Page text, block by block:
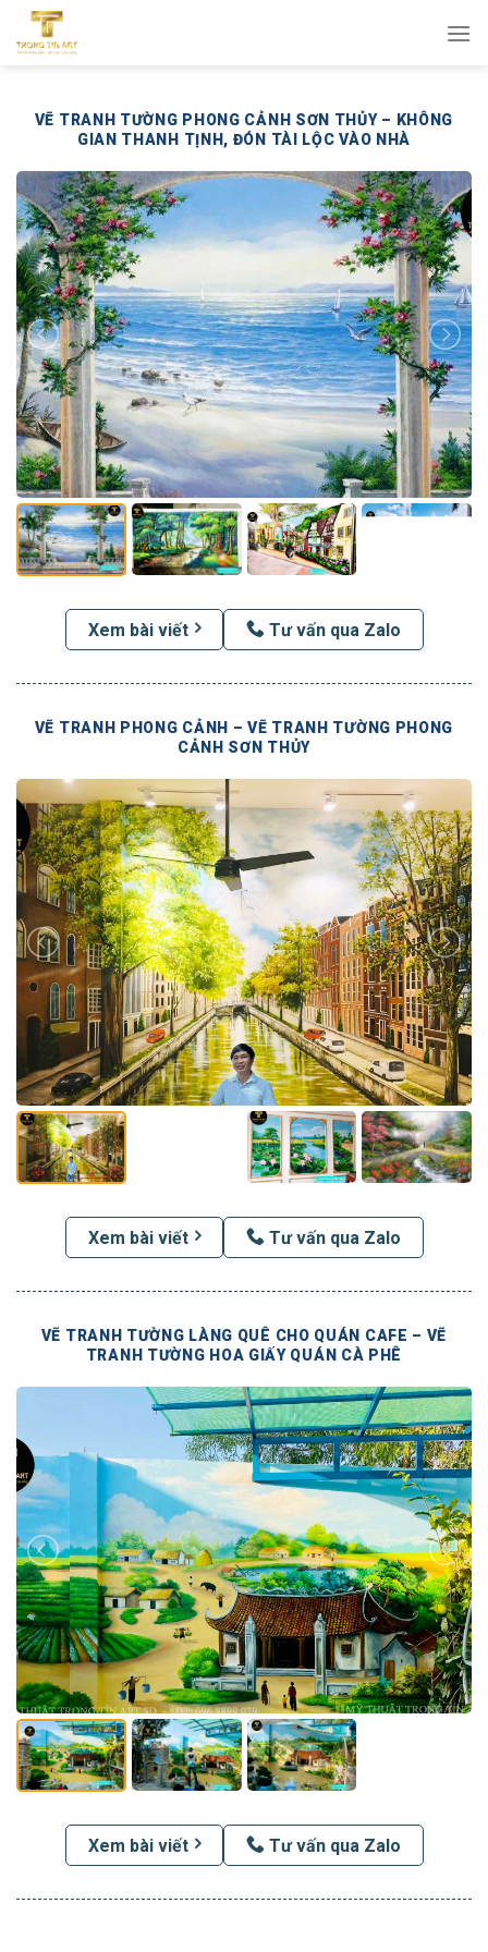
qua
VẼ TRANH TƯỜNG PHONG CẢNH SƠN THỦY – KHÔNG
GIAN THANH TỊNH, ĐÓN TÀI LỘC VÀO NHÀ
Xem bài viết Tư vấn qua Zalo
VẼ TRANH PHONG CẢNH – VẼ TRANH TƯỜNG PHONG
CẢNH SƠN THỦY
Xem bài viết Tư vấn qua Zalo
VẼ TRANH TƯỜNG LÀNG QUÊ CHO QUÁN CAFE – VẼ
TRANH TƯỜNG HOA GIẤY QUÁN CÀ PHÊ
Xem bài viết Tư vấn qua Zalo